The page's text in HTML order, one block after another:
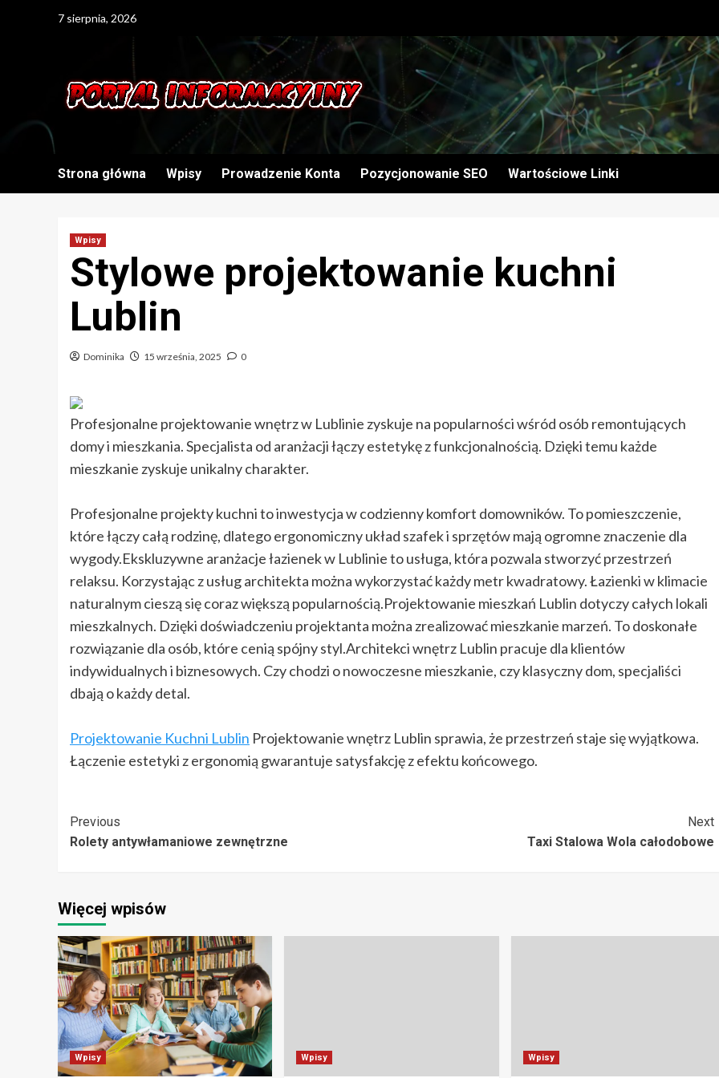
7 sierpnia, 2026
Strona główna Wpisy Prowadzenie Konta Pozycjonowanie SEO Wartościowe Linki
Wpisy
Stylowe projektowanie kuchni
Lublin
Dominika 15 września, 2025 0
Profesjonalne projektowanie wnętrz w Lublinie zyskuje na popularności wśród osób remontujących
domy i mieszkania. Specjalista od aranżacji łączy estetykę z funkcjonalnością. Dzięki temu każde
mieszkanie zyskuje unikalny charakter.
Profesjonalne projekty kuchni to inwestycja w codzienny komfort domowników. To pomieszczenie,
które łączy całą rodzinę, dlatego ergonomiczny układ szafek i sprzętów mają ogromne znaczenie dla
wygody.Ekskluzywne aranżacje łazienek w Lublinie to usługa, która pozwala stworzyć przestrzeń
relaksu. Korzystając z usług architekta można wykorzystać każdy metr kwadratowy. Łazienki w klimacie
naturalnym cieszą się coraz większą popularnością.Projektowanie mieszkań Lublin dotyczy całych lokali
mieszkalnych. Dzięki doświadczeniu projektanta można zrealizować mieszkanie marzeń. To doskonałe
rozwiązanie dla osób, które cenią spójny styl.Architekci wnętrz Lublin pracuje dla klientów
indywidualnych i biznesowych. Czy chodzi o nowoczesne mieszkanie, czy klasyczny dom, specjaliści
dbają o każdy detal.
Projektowanie Kuchni Lublin Projektowanie wnętrz Lublin sprawia, że przestrzeń staje się wyjątkowa.
Łączenie estetyki z ergonomią gwarantuje satysfakcję z efektu końcowego.
Post
Navigation
Previous
Rolety antywłamaniowe zewnętrzne
Next
Taxi Stalowa Wola całodobowe
Więcej wpisów
Wpisy Wpisy Wpisy